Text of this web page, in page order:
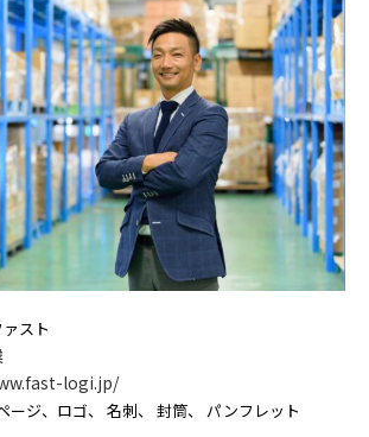
スト
logi.jp/
ージ、ロゴ、 名刺、 封筒、 パンフレット